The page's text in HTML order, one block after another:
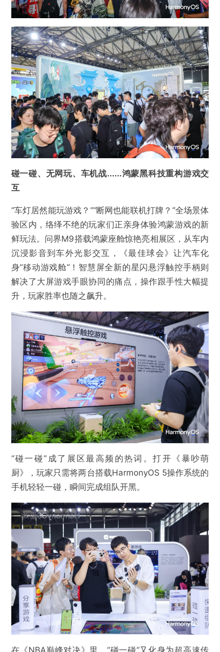
@游戏陀螺
2025 ChinaJoy焦点：50+款鸿蒙游戏引爆玩家
碰一碰、无网玩、车机战......鸿蒙黑科技重构游戏交
互
“车灯居然能玩游戏？”“断网也能联机打牌？”全场景体
验区内，络绎不绝的玩家们正亲身体验鸿蒙游戏的新
鲜玩法。问界M9搭载鸿蒙座舱惊艳亮相展区，从车内
沉浸影音到车外光影交互，《最佳球会》让汽车化
身“移动游戏舱”！智慧屏全新的星闪悬浮触控手柄则
解决了大屏游戏手眼协同的痛点，操作跟手性大幅提
升，玩家胜率也随之飙升。
“碰一碰”成了展区最高频的热词。打开《暴吵萌
厨》，玩家只需将两台搭载HarmonyOS 5操作系统的
手机轻轻一碰，瞬间完成组队开黑。
在《NBA巅峰对决》里，“碰一碰”又化身为超高速传